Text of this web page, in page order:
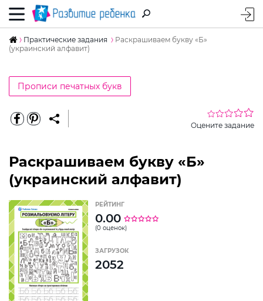
Практические задания
Раскрашиваем букву «Б»
(украинский алфавит)
Прописи печатных букв
Оцените задание
Раскрашиваем букву «Б»
(украинский алфавит)
РЕЙТИНГ
0.00
(0 оценок)
ЗАГРУЗОК
2052